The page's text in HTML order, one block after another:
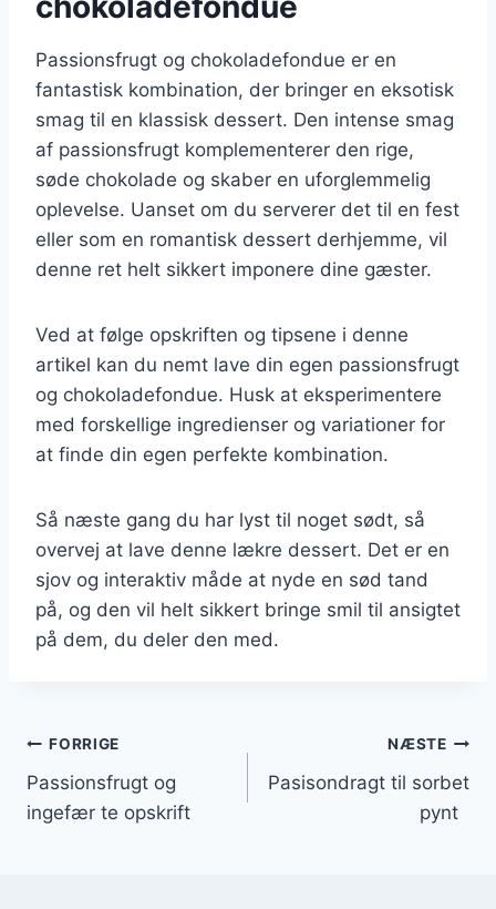
Passionsfrugt og chokoladefondue er en
fantastisk kombination, der bringer en eksotisk
smag til en klassisk dessert. Den intense smag
af passionsfrugt komplementerer den rige,
søde chokolade og skaber en uforglemmelig
oplevelse. Uanset om du serverer det til en fest
eller som en romantisk dessert derhjemme, vil
denne ret helt sikkert imponere dine gæster.
Ved at følge opskriften og tipsene i denne
artikel kan du nemt lave din egen passionsfrugt
og chokoladefondue. Husk at eksperimentere
med forskellige ingredienser og variationer for
at finde din egen perfekte kombination.
Så næste gang du har lyst til noget sødt, så
overvej at lave denne lækre dessert. Det er en
sjov og interaktiv måde at nyde en sød tand
på, og den vil helt sikkert bringe smil til ansigtet
på dem, du deler den med.
Indlægsnavigation
FORRIGE
Passionsfrugt og
ingefær te opskrift
NÆSTE
Pasisondragt til sorbet
pynt